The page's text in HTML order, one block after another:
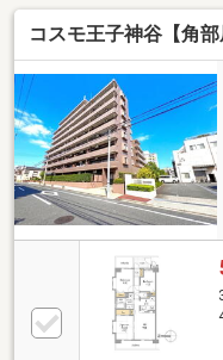
浴室：サーモ
掛け追加 ミス
浄）玄関：玄関
京浜東北線「東
「王子神谷」駅
コスモ王子神谷【角